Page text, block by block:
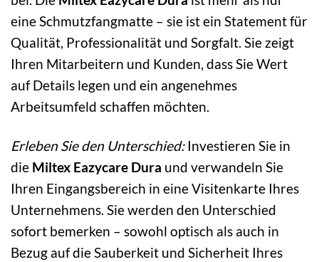
eine Schmutzfangmatte – sie ist ein Statement für
Qualität, Professionalität und Sorgfalt. Sie zeigt
Ihren Mitarbeitern und Kunden, dass Sie Wert
auf Details legen und ein angenehmes
Arbeitsumfeld schaffen möchten.
Erleben Sie den Unterschied:Investieren Sie in
die Miltex Eazycare Dura und verwandeln Sie
Ihren Eingangsbereich in eine Visitenkarte Ihres
Unternehmens. Sie werden den Unterschied
sofort bemerken – sowohl optisch als auch in
Bezug auf die Sauberkeit und Sicherheit Ihres